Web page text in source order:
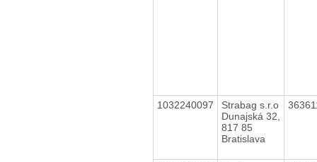
1032240097
Strabag s.r.o
Dunajská 32,
817 85
Bratislava